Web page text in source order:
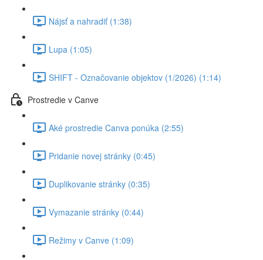
Nájsť a nahradiť (1:38)
Lupa (1:05)
SHIFT - Označovanie objektov (1/2026) (1:14)
Prostredie v Canve
Aké prostredie Canva ponúka (2:55)
Pridanie novej stránky (0:45)
Duplikovanie stránky (0:35)
Vymazanie stránky (0:44)
Režimy v Canve (1:09)